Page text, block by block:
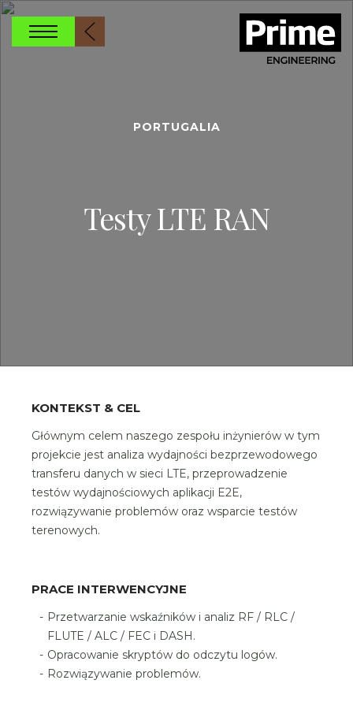
PORTUGALIA
Testy LTE RAN
KONTEKST & CEL
Głównym celem naszego zespołu inżynierów w tym
projekcie jest analiza wydajności bezprzewodowego
transferu danych w sieci LTE, przeprowadzenie
testów wydajnościowych aplikacji E2E,
rozwiązywanie problemów oraz wsparcie testów
terenowych.
PRACE INTERWENCYJNE
Przetwarzanie wskaźników i analiz RF / RLC /
FLUTE / ALC / FEC i DASH.
Opracowanie skryptów do odczytu logów.
Rozwiązywanie problemów.